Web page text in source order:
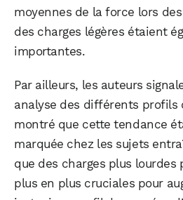
moyennes de la force lors
des charges légères étaient
importantes.
Par ailleurs, les auteurs
analyse des différents profils
montré que cette tendance
marquée chez les sujets
que des charges plus lourdes
plus en plus cruciales pour